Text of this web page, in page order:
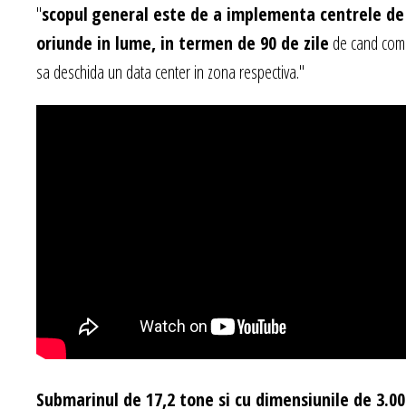
"scopul general este de a implementa centrele
oriunde in lume, in termen de 90 de zile de cand
sa deschida un data center in zona respectiva."
Submarinul de 17,2 tone si cu dimensiunile de